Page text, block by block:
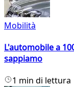
Mobilità
L'automobile a
sappiamo
1 min di lettura